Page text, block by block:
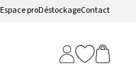
Espace proDéstockageContact